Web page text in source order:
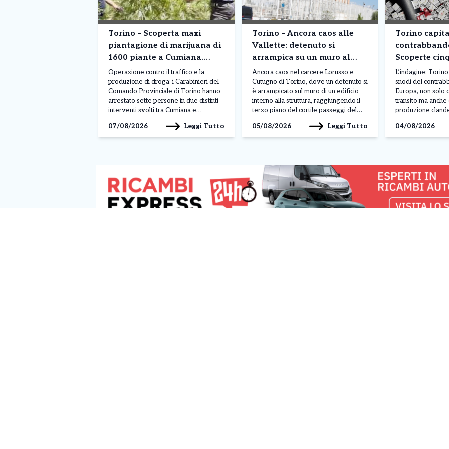
Torino – Scoperta maxi
piantagione di marijuana di
1600 piante a Cumiana.
Sette arresti
Operazione contro il traffico e la
produzione di droga: i Carabinieri del
Comando Provinciale di Torino hanno
arrestato sette persone in due distinti
interventi svolti tra Cumiana e
controlli intensificati per contrastare lo
spaccio e la coltivazione di sostanze
07/08/2026 Leggi Tutto
Torino – Ancora caos alle
Vallette: detenuto si
arrampica su un muro al
terzo piano. Situazione fuori
controllo
Ancora caos nel carcere Lorusso e
Cutugno di Torino, dove un detenuto si
è arrampicato sul muro di un edificio
interno alla struttura, raggiungendo il
terzo piano del cortile passeggi del
mattinata di lunedì 3 agosto, sarebbe
legato a una protesta, anche se al
05/08/2026 Leggi Tutto
Torino
Scoperte
clandestine:
pacchetti
L’indagine:
snodi del
Europa, non solo
transito ma
produzione
congiunta di
Finanza ha
cinque fabbriche
denominata […]
04/08/2026